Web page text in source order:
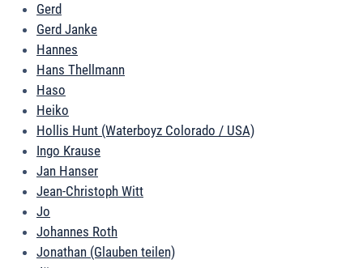
Gerd
Gerd Janke
Hannes
Hans Thellmann
Haso
Heiko
Hollis Hunt (Waterboyz Colorado / USA)
Ingo Krause
Jan Hanser
Jean-Christoph Witt
Jo
Johannes Roth
Jonathan (Glauben teilen)